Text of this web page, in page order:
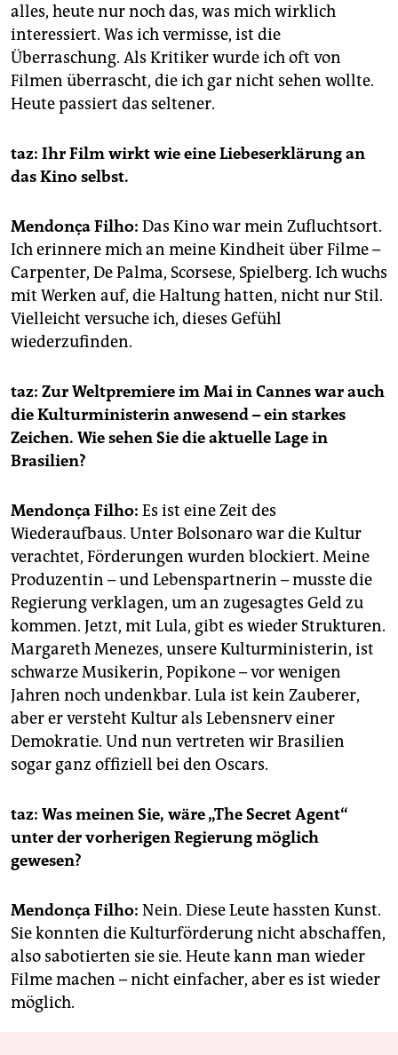
alles, heute nur noch das, was mich wirklich
interessiert. Was ich vermisse, ist die
Überraschung. Als Kritiker wurde ich oft von
Filmen überrascht, die ich gar nicht sehen wollte.
Heute passiert das seltener.
taz: Ihr Film wirkt wie eine Liebeserklärung an
das Kino selbst.
Mendonça Filho: Das Kino war mein Zufluchtsort.
Ich erinnere mich an meine Kindheit über Filme –
Carpenter, De Palma, Scorsese, Spielberg. Ich wuchs
mit Werken auf, die Haltung hatten, nicht nur Stil.
Vielleicht versuche ich, dieses Gefühl
wiederzufinden.
taz: Zur Weltpremiere im Mai in Cannes war auch
die Kulturministerin anwesend – ein starkes
Zeichen. Wie sehen Sie die aktuelle Lage in
Brasilien?
Mendonça Filho: Es ist eine Zeit des
Wiederaufbaus. Unter Bolsonaro war die Kultur
verachtet, Förderungen wurden blockiert. Meine
Produzentin – und Lebenspartnerin – musste die
Regierung verklagen, um an zugesagtes Geld zu
kommen. Jetzt, mit Lula, gibt es wieder Strukturen.
Margareth Menezes, unsere Kulturministerin, ist
schwarze Musikerin, Popikone – vor wenigen
Jahren noch undenkbar. Lula ist kein Zauberer,
aber er versteht Kultur als Lebensnerv einer
Demokratie. Und nun vertreten wir Brasilien
sogar ganz offiziell bei den Oscars.
taz: Was meinen Sie, wäre „The Secret Agent“
unter der vorherigen Regierung möglich
gewesen?
Mendonça Filho: Nein. Diese Leute hassten Kunst.
Sie konnten die Kulturförderung nicht abschaffen,
also sabotierten sie sie. Heute kann man wieder
Filme machen – nicht einfacher, aber es ist wieder
möglich.